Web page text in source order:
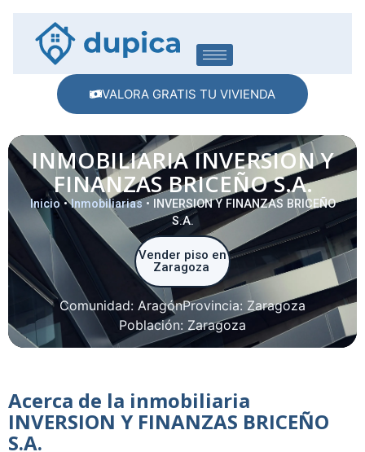
VALORA GRATIS TU VIVIENDA
INMOBILIARIA INVERSION Y
FINANZAS BRICEÑO S.A.
Inicio•Inmobiliarias •
INVERSION Y FINANZAS BRICEÑO
S.A.
Vender piso en
Zaragoza
Comunidad: AragónProvincia: Zaragoza
Población: Zaragoza
Acerca de la inmobiliaria
INVERSION Y FINANZAS BRICEÑO
S.A.